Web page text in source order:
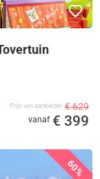
Prijs van aanbieder € 629
vanaf € 399
60%